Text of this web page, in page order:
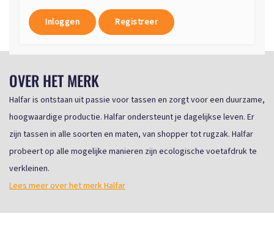
Inloggen Registreer
OVER HET MERK
Halfar is ontstaan uit passie voor tassen en zorgt voor een duurzame,
hoogwaardige productie. Halfar ondersteunt je dagelijkse leven. Er
zijn tassen in alle soorten en maten, van shopper tot rugzak. Halfar
probeert op alle mogelijke manieren zijn ecologische voetafdruk te
verkleinen.
Lees meer over het merk Halfar